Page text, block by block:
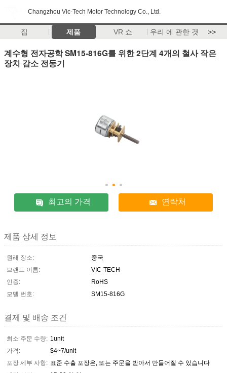
Changzhou Vic-Tech Motor Technology Co., Ltd.
집 제품 VR 쇼 우리 에 관한 것 >>
계수형 전자공학 SM15-816G를 위한 2단계 4개의 철사 작은
장치 감소 전동기
최고의 가격 연락처
제품 상세 정보
원래 장소:
중국
브랜드 이름:
VIC-TECH
인증:
RoHS
모델 번호:
SM15-816G
결제 및 배송 조건
최소 주문 수량: 1unit
가격:
$4~7/unit
포장 세부 사항: 표준 수출 포장은, 또는 주문을 받아서 만들어질 수 있습니다